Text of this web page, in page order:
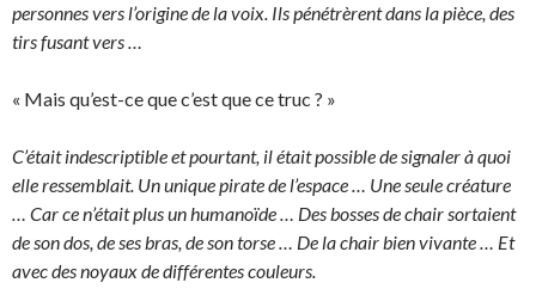
personnes vers l’origine de la voix. Ils pénétrèrent dans la pièce, des
tirs fusant vers …
« Mais qu’est-ce que c’est que ce truc ? »
C’était indescriptible et pourtant, il était possible de signaler à quoi
elle ressemblait. Un unique pirate de l’espace … Une seule créature
… Car ce n’était plus un humanoïde … Des bosses de chair sortaient
de son dos, de ses bras, de son torse … De la chair bien vivante … Et
avec des noyaux de différentes couleurs.